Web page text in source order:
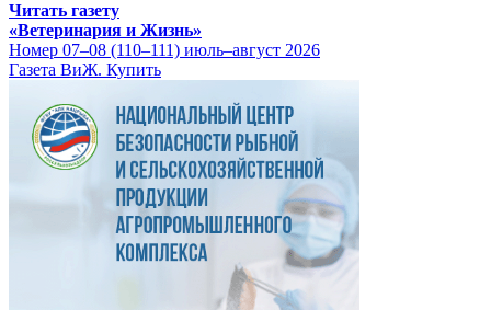
Читать газету
«Ветеринария и Жизнь»
Номер 07–08 (110–111) июль–август 2026
Газета ВиЖ. Купить